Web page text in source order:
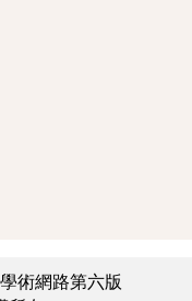
術網路第六版